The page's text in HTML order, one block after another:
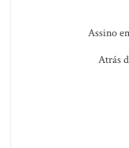
Assino
Atrás